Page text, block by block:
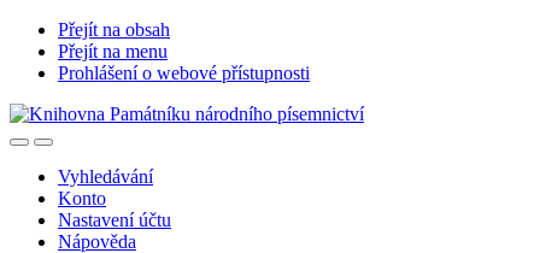
Přejít na obsah
Přejít na menu
Prohlášení o webové přístupnosti
Vyhledávání
Konto
Nastavení účtu
Nápověda